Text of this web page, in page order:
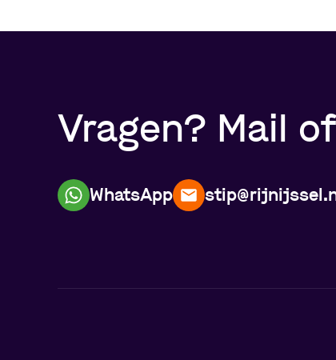
Vragen? Mail
WhatsApp